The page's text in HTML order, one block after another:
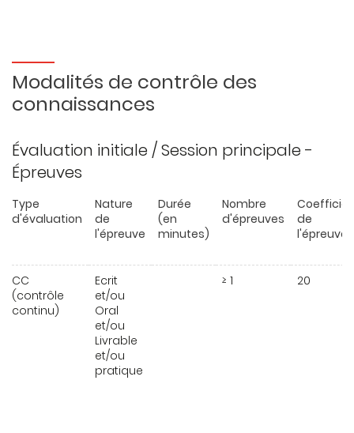
Modalités de contrôle des
connaissances
Évaluation initiale / Session principale -
Épreuves
Type
d'évaluation
Nature
de
l'épreuve
Durée
(en
minutes)
Nombre
d'épreuves
de
l'épreuve
CC
(contrôle
continu)
Ecrit
et/ou
Oral
et/ou
Livrable
et/ou
pratique
≥ 1 20